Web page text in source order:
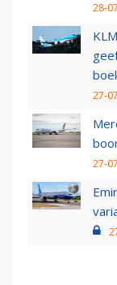
28-
27-
27-